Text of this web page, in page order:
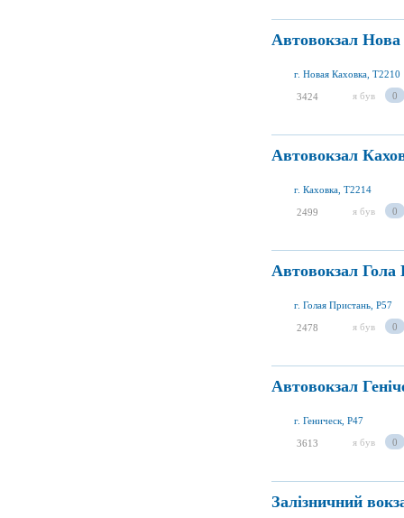
Автовокзал
г. Новая Каховка, T2210
3424 я був 0
Автовокзал
г. Каховка, T2214
2499 я був 0
Автовокзал Гола
г. Голая Пристань, P57
2478 я був 0
Автовокзал
г. Геническ, P47
3613 я був 0
Залізничний